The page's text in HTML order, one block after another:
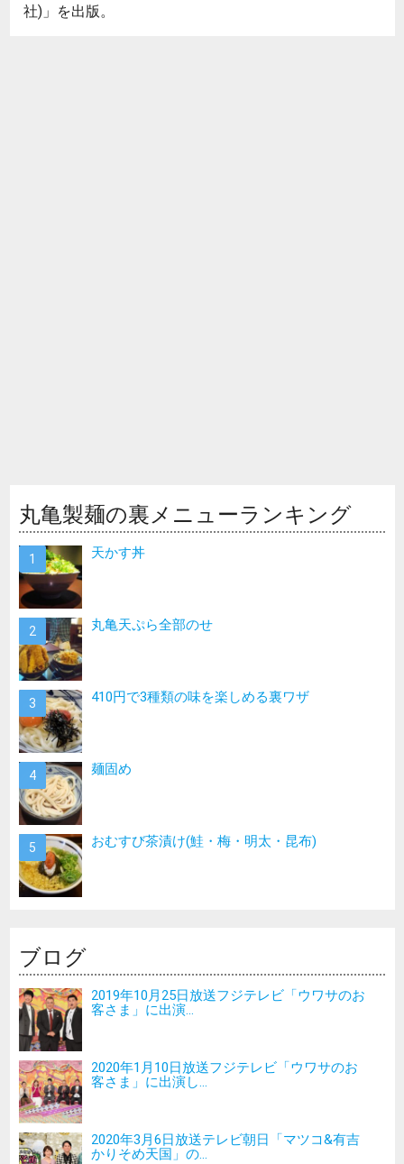
社)」を出版。
丸亀製麺の裏メニューランキング
天かす丼
丸亀天ぷら全部のせ
410円で3種類の味を楽しめる裏ワザ
麺固め
おむすび茶漬け(鮭・梅・明太・昆布)
ブログ
2019年10月25日放送フジテレビ「ウワサのお
客さま」に出演...
2020年1月10日放送フジテレビ「ウワサのお
客さま」に出演し...
2020年3月6日放送テレビ朝日「マツコ&有吉
かりそめ天国」の...